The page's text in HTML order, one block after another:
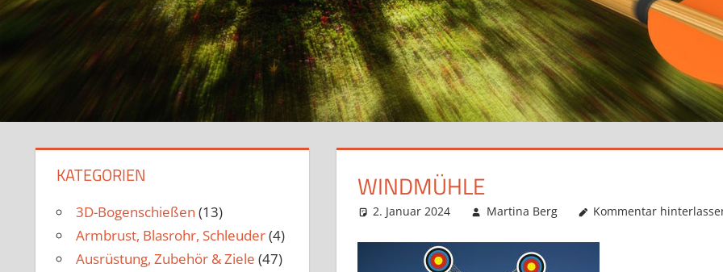
WINDMÜHLE
2. Januar 2024 Martina Berg Kommentar
KATEGORIEN
3D-Bogenschießen (13)
Armbrust, Blasrohr, Schleuder(4)
Ausrüstung, Zubehör & Ziele (47)